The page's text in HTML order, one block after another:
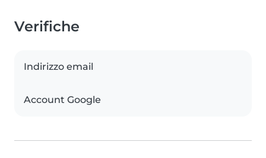
Verifiche
Indirizzo email
Account Google